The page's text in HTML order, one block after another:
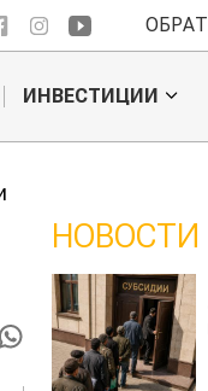
ИНВЕСТИЦИИ
НОВОСТИ
авиатоплива